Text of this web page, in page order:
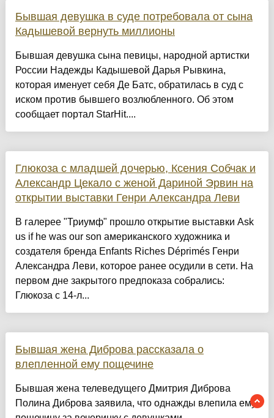
Бывшая девушка в суде потребовала от сына
Кадышевой вернуть миллионы
Бывшая девушка сына певицы, народной артистки
России Надежды Кадышевой Дарья Рывкина,
которая именует себя Де Батс, обратилась в суд с
иском против бывшего возлюбленного. Об этом
сообщает портал StarHit....
Глюкоза с младшей дочерью, Ксения Собчак и
Александр Цекало с женой Дариной Эрвин на
открытии выставки Генри Александра Леви
В галерее "Триумф" прошло открытие выставки Ask
us if he was our son американского художника и
создателя бренда Enfants Riches Déprimés Генри
Александра Леви, которое ранее осудили в сети. На
первом дне закрытого предпоказа собрались:
Глюкоза с 14-л...
Бывшая жена Диброва рассказала о
влепленной ему пощечине
Бывшая жена телеведущего Дмитрия Диброва
Полина Диброва заявила, что однажды влепила ему